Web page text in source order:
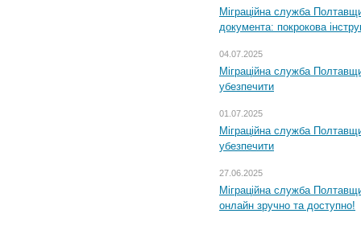
Міграційна служба
документа: покрокова
04.07.2025
Міграційна служба
убезпечити
01.07.2025
Міграційна служба
убезпечити
27.06.2025
Міграційна служба
онлайн зручно та доступно!